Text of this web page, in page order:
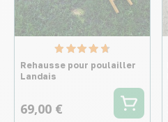
Rehausse pour poulailler
Landais
69,00 €